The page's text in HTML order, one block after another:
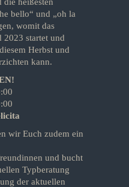
bello“ und „oh la
womit das
2023 startet und
Herbst und
kann.
wir Euch zudem ein
und bucht
Typberatung
der aktuellen